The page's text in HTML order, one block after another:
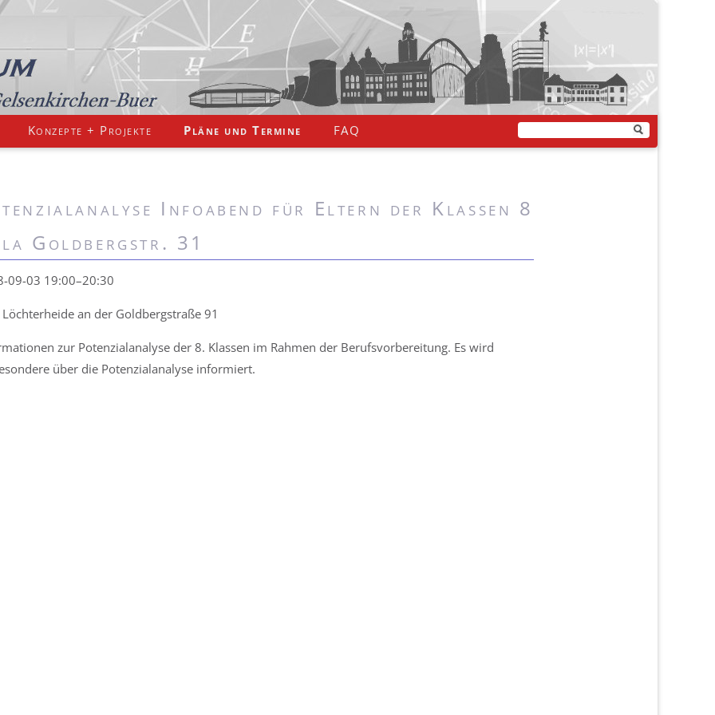
Konzepte + Projekte Pläne und Termine FAQ
Infoabend für Eltern der Klassen 8
Goldbergstr. 31
09-03 19:00–20:30
Löchterheide an der Goldbergstraße 91
zur Potenzialanalyse der 8. Klassen im Rahmen der Berufsvorbereitung. Es wird
über die Potenzialanalyse informiert.